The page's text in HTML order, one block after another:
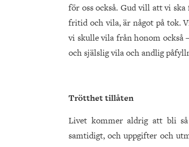
för oss också. Gud vill att vi
fritid och vila, är något på tok.
vi skulle vila från honom
och själslig vila och andlig
Trötthet tillåten
Livet kommer aldrig att bli
samtidigt, och uppgifter och